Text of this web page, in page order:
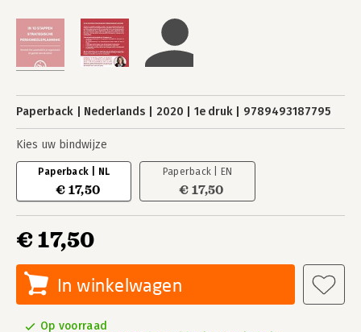
Paperback Nederlands 2020 1e druk 9789493187795
Kies uw bindwijze
Paperback | NL
€ 17,50
Paperback | EN
€ 17,50
€ 17,50
In winkelwagen
Op voorraad